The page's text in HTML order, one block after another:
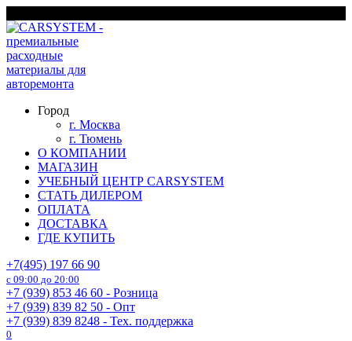
к
содержанию
Город
г. Москва
г. Тюмень
О КОМПАНИИ
МАГАЗИН
УЧЕБНЫЙ ЦЕНТР CARSYSTEM
СТАТЬ ДИЛЕРОМ
ОПЛАТА
ДОСТАВКА
ГДЕ КУПИТЬ
+7(495) 197 66 90
с 09:00 до 20:00
+7 (939) 853 46 60 - Розница
+7 (939) 839 82 50 - Опт
+7 (939) 839 8248 - Тех. поддержка
0